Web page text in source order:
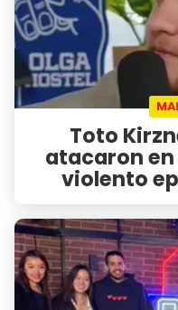
Toto
atacaron
violento